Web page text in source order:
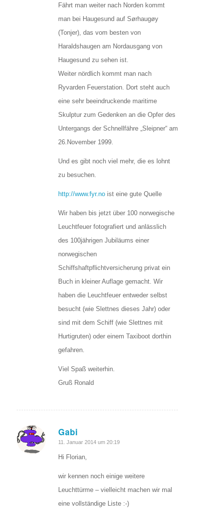
Fährt man weiter nach Norden kommt
man bei Haugesund auf Sørhaugøy
(Tonjer), das vom besten von
Haraldshaugen am Nordausgang von
Haugesund zu sehen ist.
Weiter nördlich kommt man nach
Ryvarden Feuerstation. Dort steht auch
eine sehr beeindruckende maritime
Skulptur zum Gedenken an die Opfer des
Untergangs der Schnellfähre „Sleipner“ am
26.November 1999.
Und es gibt noch viel mehr, die es lohnt
zu besuchen.
http://www.fyr.noist eine gute Quelle
Wir haben bis jetzt über 100 norwegische
Leuchtfeuer fotografiert und anlässlich
des 100jährigen Jubiläums einer
norwegischen
Schiffshaftpflichtversicherung privat ein
Buch in kleiner Auflage gemacht. Wir
haben die Leuchtfeuer entweder selbst
besucht (wie Slettnes dieses Jahr) oder
sind mit dem Schiff (wie Slettnes mit
Hurtigruten) oder einem Taxiboot dorthin
gefahren.
Viel Spaß weiterhin.
Gruß Ronald
Gabi
sagte:
11. Januar 2014 um 20:19
Hi Florian,
wir kennen noch einige weitere
Leuchttürme – vielleicht machen wir mal
eine vollständige Liste :-)